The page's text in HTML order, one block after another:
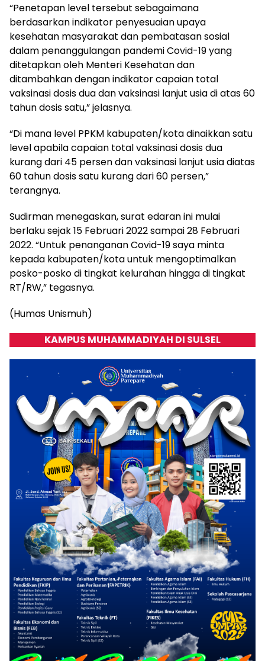
“Penetapan level tersebut sebagaimana
berdasarkan indikator penyesuaian upaya
kesehatan masyarakat dan pembatasan sosial
dalam penanggulangan pandemi Covid-19 yang
ditetapkan oleh Menteri Kesehatan dan
ditambahkan dengan indikator capaian total
vaksinasi dosis dua dan vaksinasi lanjut usia di atas 60
tahun dosis satu,” jelasnya.
“Di mana level PPKM kabupaten/kota dinaikkan satu
level apabila capaian total vaksinasi dosis dua
kurang dari 45 persen dan vaksinasi lanjut usia diatas
60 tahun dosis satu kurang dari 60 persen,”
terangnya.
Sudirman menegaskan, surat edaran ini mulai
berlaku sejak 15 Februari 2022 sampai 28 Februari
2022. “Untuk penanganan Covid-19 saya minta
kepada kabupaten/kota untuk mengoptimalkan
posko-posko di tingkat kelurahan hingga di tingkat
RT/RW,” tegasnya.
(Humas Unismuh)
KAMPUS MUHAMMADIYAH DI SULSEL